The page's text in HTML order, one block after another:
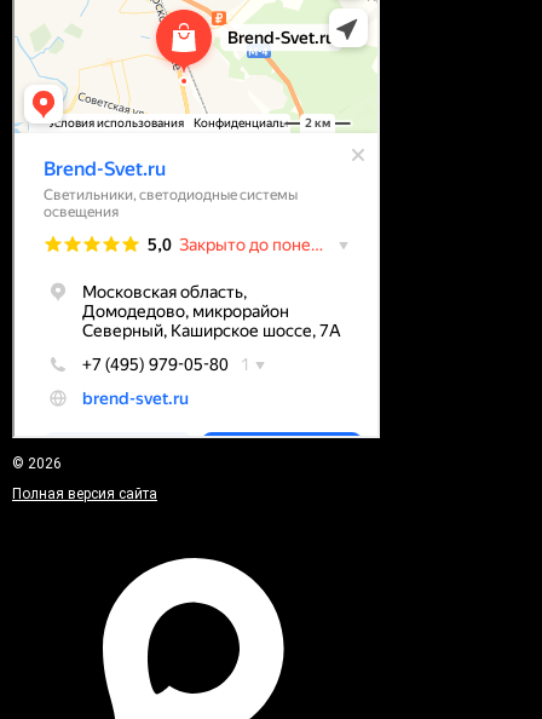
© 2026
Полная версия сайта